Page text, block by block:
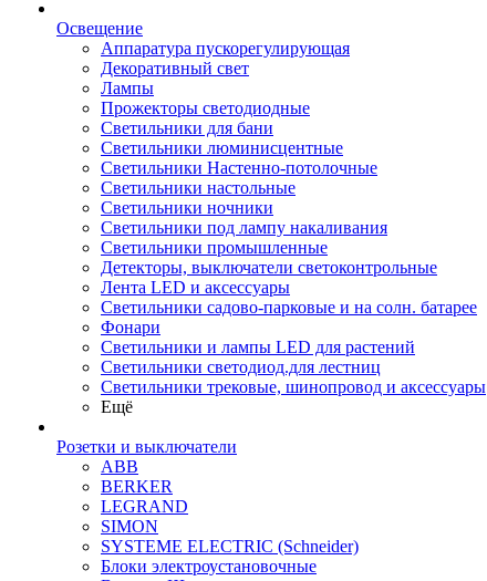
Освещение
Аппаратура пускорегулирующая
Декоративный свет
Лампы
Прожекторы светодиодные
Светильники для бани
Светильники люминисцентные
Светильники Настенно-потолочные
Светильники настольные
Светильники ночники
Светильники под лампу накаливания
Светильники промышленные
Детекторы, выключатели светоконтрольные
Лента LED и аксессуары
Светильники садово-парковые и на солн. батарее
Фонари
Светильники и лампы LED для растений
Светильники светодиод.для лестниц
Светильники трековые, шинопровод и аксессуары
Ещё
Розетки и выключатели
ABB
BERKER
LEGRAND
SIMON
SYSTEME ELECTRIC (Schneider)
Блоки электроустановочные